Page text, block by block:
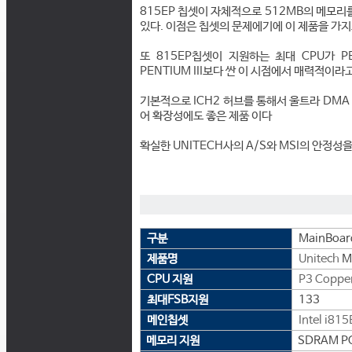
815EP 칩셋이 자체적으로 512MB의 메모리
있다. 이점은 칩셋의 문제에기에 이 제품을 가
또 815EP칩셋이 지원하는 최대 CPU가
PENTIUM III보다 싼 이 시점에서 매력적이라
기본적으로 ICH2 허브를 통해서 울트라
어 확장성에도 좋은 제품 이다
확실한 UNITECH사의 A/S와 MSI의 안정성
구분
제품명
Unitech
CPU 지원
P3
최대FSB지원
133
메인칩셋
Intel
메모리 지원
SDRAM